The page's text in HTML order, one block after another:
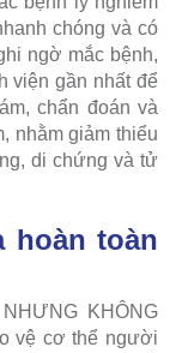
chóng và có
ngờ mắc bệnh,
viện gần nhất để
chẩn đoán và
nhằm giảm thiểu
di chứng và tử
hoàn toàn
KHÔNG
vệ cơ thể người